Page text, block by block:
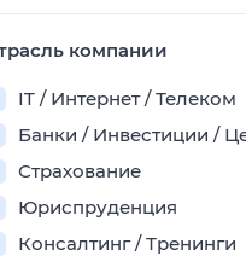
компании
IT / Интернет / Телеком
Банки / Инвестиции /
Страхование
Юриспруденция
Консалтинг / Тренинги